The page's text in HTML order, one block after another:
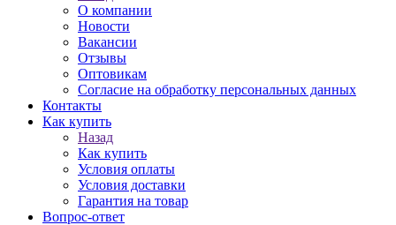
О компании
Новости
Вакансии
Отзывы
Оптовикам
Cогласие на обработку персональных данных
Контакты
Как купить
Назад
Как купить
Условия оплаты
Условия доставки
Гарантия на товар
Вопрос-ответ